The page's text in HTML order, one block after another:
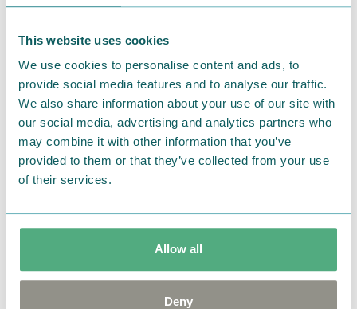
This website uses cookies
We use cookies to personalise content and ads, to
provide social media features and to analyse our traffic.
We also share information about your use of our site with
our social media, advertising and analytics partners who
may combine it with other information that you’ve
provided to them or that they’ve collected from your use
of their services.
Allow all
Deny
るので、気に入ったら続きをおうちでゆっくり鑑賞…と
いうこともできちゃいます。